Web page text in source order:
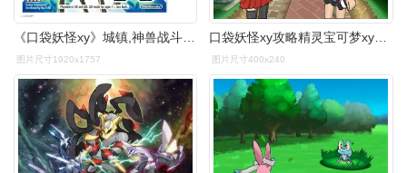
图片尺寸1920x1757 图片尺寸400x240